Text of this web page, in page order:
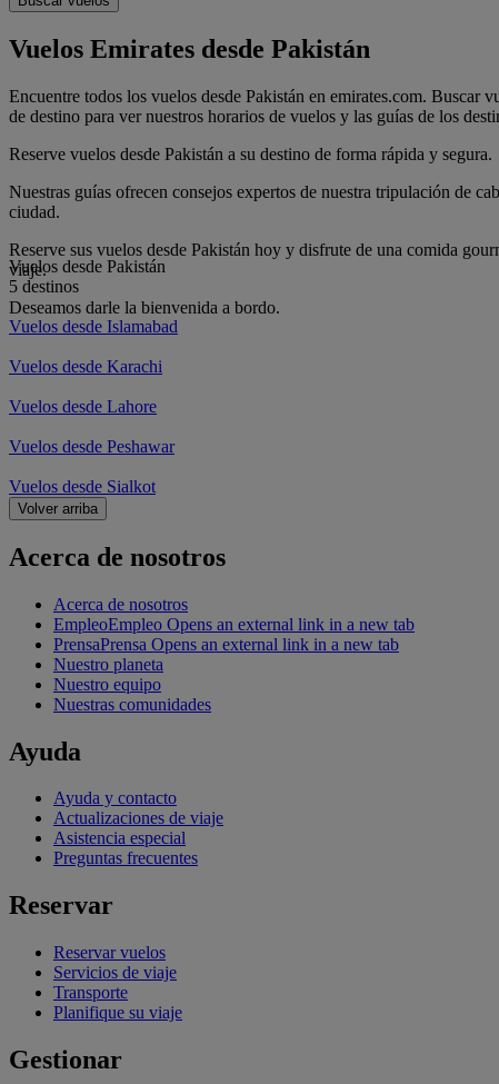
Vuelos Emirates desde Pakistán
Encuentre todos los vuelos desde Pakistán en emirates.com. Buscar
de destino para ver nuestros horarios de vuelos y las guías de los
Reserve vuelos desde Pakistán a su destino de forma rápida y segura.
Nuestras guías ofrecen consejos expertos de nuestra tripulación de
ciudad.
Reserve sus vuelos desde Pakistán hoy y disfrute de una comida
viaje.
Deseamos darle la bienvenida a bordo.
Vuelos desde Pakistán
5 destinos
Vuelos desde Islamabad
Vuelos desde Karachi
Vuelos desde Lahore
Vuelos desde Peshawar
Vuelos desde Sialkot
Volver arriba
Acerca de nosotros
Acerca de nosotros
EmpleoEmpleo Opens an external link in a new tab
PrensaPrensa Opens an external link in a new tab
Nuestro planeta
Nuestro equipo
Nuestras comunidades
Ayuda
Ayuda y contacto
Actualizaciones de viaje
Asistencia especial
Preguntas frecuentes
Reservar
Reservar vuelos
Servicios de viaje
Transporte
Planifique su viaje
Gestionar